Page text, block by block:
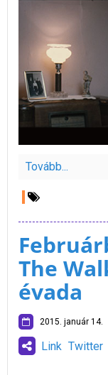
Tovább...
The
évada
2015. január 14.
Link Twitter